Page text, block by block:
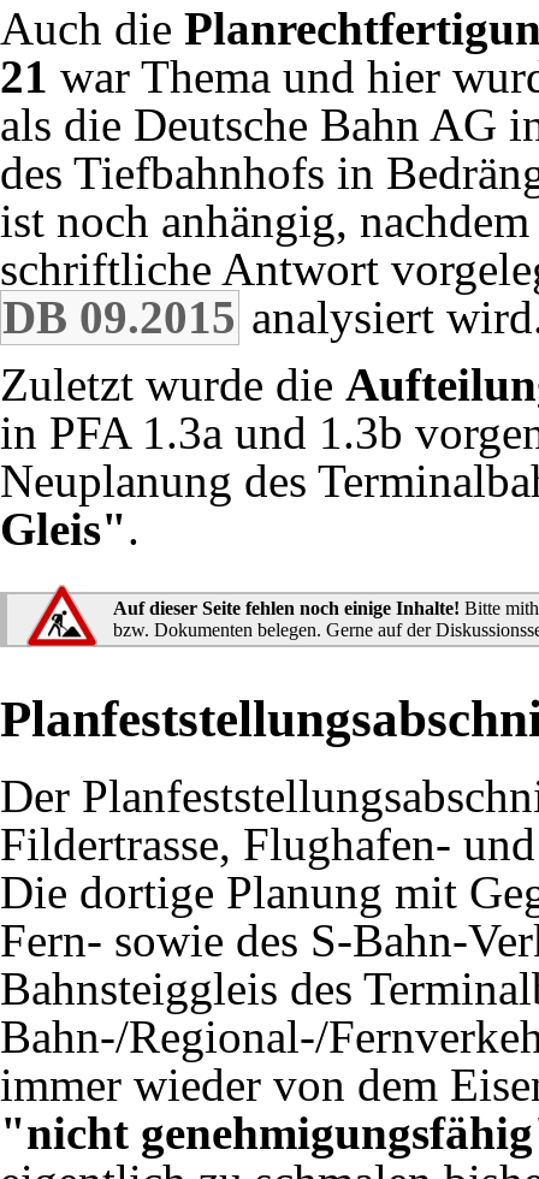
Auch die
21 war Thema und hier
als die Deutsche Bahn AG
des Tiefbahnhofs in
ist noch anhängig,
schriftliche Antwort
DB 09.2015 analysiert
Zuletzt wurde die
in PFA 1.3a und 1.3b
Neuplanung des
Gleis".
Auf dieser Seite fehlen noch einige Inhalte! Bitte
bzw. Dokumenten belegen. Gerne auf der
Der
Fildertrasse, Flughafen-
Die dortige Planung mit
Fern- sowie des S-Bahn-
Bahnsteiggleis des
Bahn-/Regional-/
immer wieder von dem
"nicht